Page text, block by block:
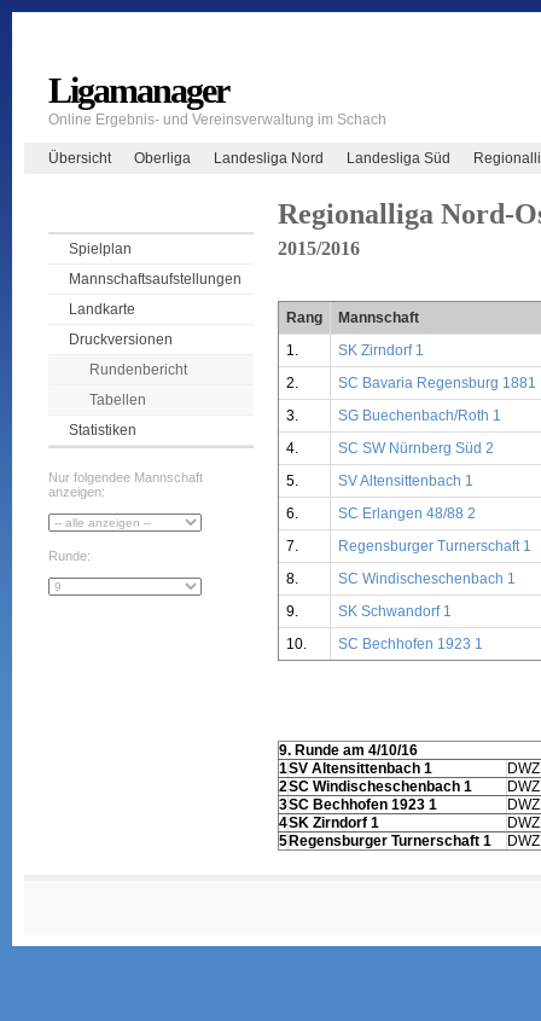
Ligamanager
Online Ergebnis- und Vereinsverwaltung im Schach
Übersicht Oberliga Landesliga Nord Landesliga Süd
Spielplan
Mannschaftsaufstellungen
Landkarte
Druckversionen
Rundenbericht
Tabellen
Statistiken
Nur folgendee Mannschaft
anzeigen:
Runde:
Regionalliga Nord-
2015/2016
Rang
Mannschaft
1.
SK Zirndorf 1
2.
SC Bavaria Regensburg 1881
3.
SG Buechenbach/Roth 1
4.
SC SW Nürnberg Süd 2
5.
SV Altensittenbach 1
6.
SC Erlangen 48/88 2
7.
Regensburger Turnerschaft 1
8.
SC Windischeschenbach 1
9.
SK Schwandorf 1
10.
SC Bechhofen 1923 1
9. Runde am 4/10/16
1SV Altensittenbach 1
DWZ
2SC Windischeschenbach 1
DWZ
3SC Bechhofen 1923 1
DWZ
4SK Zirndorf 1
DWZ
5Regensburger Turnerschaft 1 DWZ